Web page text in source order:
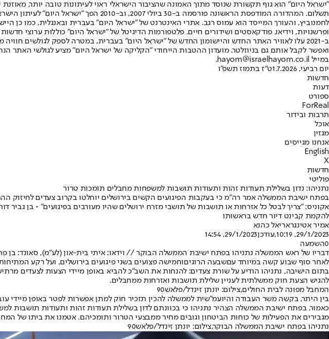
"ישראל היום" הוא גוף תקשורת שנוסד מתוך האמונה שהציבור הישראלי ראוי לעיתונות טובה יותר,
תשלום. המהדורה המודפסת הראשונה פורסמה ב-
ופרשנויות, וידיאו, פודקאסטים ושידורים חיים. פלטפורמות הדיגיטל של "ישראל היום" כוללות ערוצי
ב-2021 עלו לאוויר האתר החדש והיישומון החדש של "ישראל היום" בעברית, במטרה לספק לגולשים
ואפשר לקבל אותם גם בניוזלטר. מועדון ההטבות הייחודי "הקליקה של ישראל היום" מציע לגולשי האתר
במייל hayom@israelhayom.co.il.
יום רביעי, 1.7.2026
ט"ז בתמוז תשפ"ו
חדשות
דעות
ספורט
ForReal
תרבות ובידור
אוכל
מגזין
אנחנו מגייסים
English
X
חדשות
פוליטי
נתניהו: נדון בשלילת תעודות זהות ותעודות תושבות למשפחות מחבלים תומכות טרור
בפתח ישיבת הממשלה אמר רה"מ כי בעקבות הפיגועים הקשים בירושלים יוחלטו בקרוב צעדים לחיזוק
אקוניס: "צריך לבטל כל אזרחות או תושבות של תושבי מזרח ירושלים שהיו מעורבים בפיגועים" • בן
להקמת קבינט דיור חדש בראשותו
אמיר אטינגראריאל כהנא
29/1/2023, 10:19
,עודכן29/1/2023, 14:54
0השמעה
דבריו של ראש הממשלה נתניהו בפתח ישיבת הממשלה הבוקר // וידאו: איתי בית-און (לע"מ), סאונד: בן
לאחר סוף שבוע קשה במיוחד עםשבעה הרוגיםוחמישה פצועים בשני פיגועים בירושלים, ועל רקע
בתום הישיבה, נתניהו הודיע על שורת צעדים: להנחות את השב"כ להביא באופן מיידי הצעות לצעדים
להגיש הצעת חוק ממשלתית לעניין שלילת תושבות ואזרחות ממחבלים.
המחבל מפונה לבית החולים,צילום: יונתן זינדל/פלאש90
בין היתר, בקשה משר העבודה והיועמ"שית לממשלה להכין תזכיר חוק למתן אפשרות לפטר באופן מיידי
כאמור, בפתח ישיבת הממשלה הצהיר נתניהו כי בכוונתם לדון בשלילת תעודות זהות ותעודות תושבות
מגבירים את הפעילות של כוחות הביטחון וגובים מחיר ממבצעי הטרור ותומכיהם. אטמנו את ביתו של
נתניהו בפתח ישיבת הממשלה הבוקר,צילום: יונתן זינדל/פלאש90